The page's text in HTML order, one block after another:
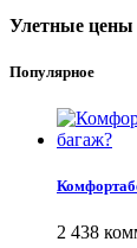
Улетные цены
Популярное
2 438